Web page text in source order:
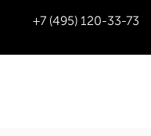
+7 (495) 120-33-73